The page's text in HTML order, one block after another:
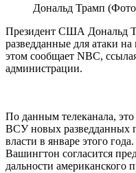
Дональд Трамп
Президент США Дональд
разведданные для атаки
этом сообщает NBC,
администрации.
По данным телеканала,
ВСУ новых разведданных
власти в январе этого
Вашингтон согласится
дальности американского